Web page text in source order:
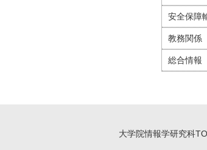
安全保障
教務関係
総合情報
大学院情報学研究科